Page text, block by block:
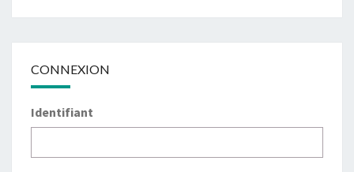
CONNEXION
Identifiant